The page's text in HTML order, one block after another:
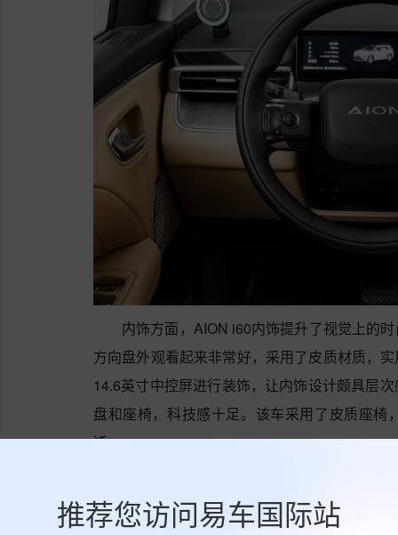
推荐您访问易车国际站
内饰方面，AION i60内饰提升了视觉上的
方向盘外观看起来非常好，采用了皮质材质，
14.6英寸中控屏进行装饰，让内饰设计颇具层
盘和座椅，科技感十足。该车采用了皮质座
适。
动力表现不错。